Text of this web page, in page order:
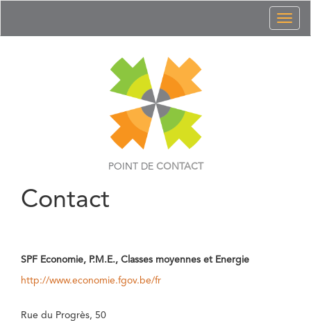
POINT DE CONTACT
Contact
SPF Economie, P.M.E., Classes moyennes et Energie
http://www.economie.fgov.be/fr
Rue du Progrès, 50